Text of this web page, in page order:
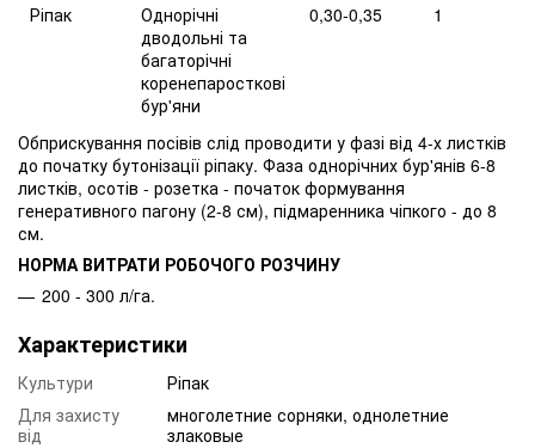
Ріпак
Однорічні
дводольні та
багаторічні
коренепаросткові
бур'яни
0,30-0,35 1
Обприскування посівів слід проводити у фазі від 4-х листків
до початку бутонізації ріпаку. Фаза однорічних бур'янів 6-8
листків, осотів - розетка - початок формування
генеративного пагону (2-8 см), підмаренника чіпкого - до 8
см.
НОРМА ВИТРАТИ РОБОЧОГО РОЗЧИНУ
200 - 300 л/га.
Характеристики
Культури
Ріпак
Для захисту
від
многолетние сорняки, однолетние
злаковые